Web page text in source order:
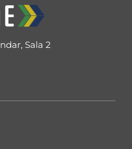
Sala 2